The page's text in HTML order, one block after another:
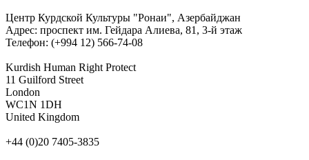
Центр Курдской Культуры "Ронаи", Азербайджан
Адрес: проспект им. Гейдара Алиева, 81, 3-й этаж
Телефон: (+994 12) 566-74-08
Kurdish Human Right Protect
11 Guilford Street
London
WC1N 1DH
United Kingdom
+44 (0)20 7405-3835